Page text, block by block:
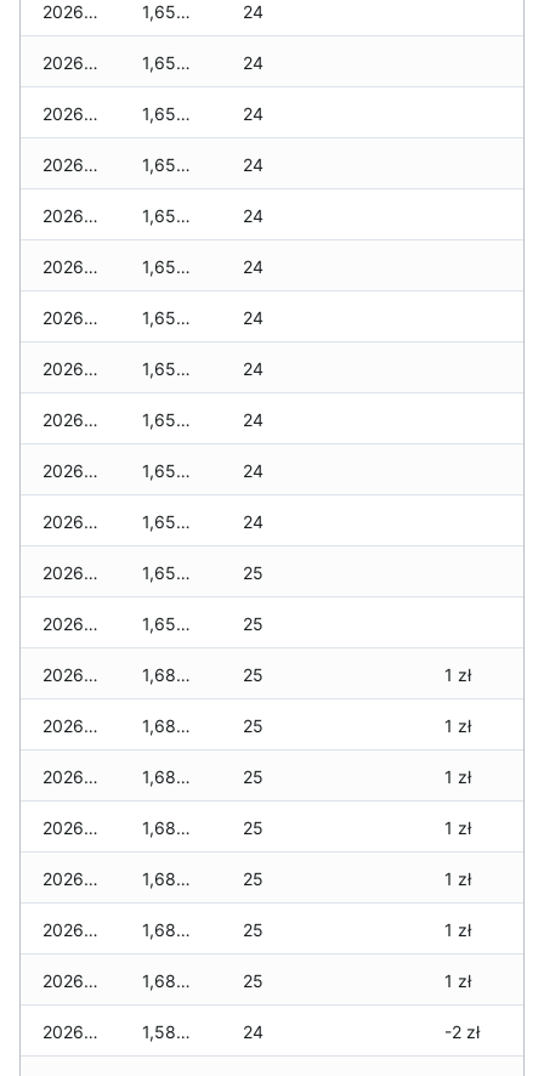
2026-06-02 1,655 zł 24
2026-06-01 1,655 zł 24
2026-05-31 1,655 zł 24
2026-05-30 1,655 zł 24
2026-05-29 1,655 zł 24
2026-05-28 1,655 zł 24
2026-05-27 1,655 zł 24
2026-05-26 1,655 zł 24
2026-05-25 1,655 zł 24
2026-05-24 1,655 zł 24
2026-05-23 1,655 zł 24
2026-05-22 1,655 zł 25
2026-05-21 1,655 zł 25
2026-05-20 1,680 zł 25 1 zł
2026-05-19 1,680 zł 25 1 zł
2026-05-18 1,680 zł 25 1 zł
2026-05-17 1,680 zł 25 1 zł
2026-05-16 1,680 zł 25 1 zł
2026-05-15 1,680 zł 25 1 zł
2026-05-14 1,680 zł 25 1 zł
2026-05-13 1,580 zł 24 -2 zł